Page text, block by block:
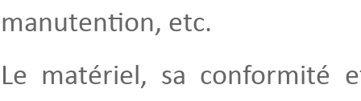
manutention, etc.
Le matériel, sa conformité